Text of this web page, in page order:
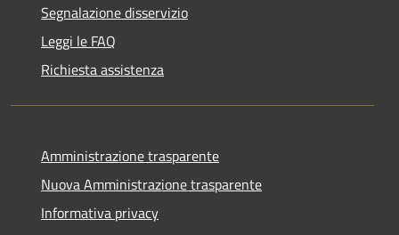
Segnalazione disservizio
Leggi le FAQ
Richiesta assistenza
Amministrazione trasparente
Nuova Amministrazione trasparente
Informativa privacy